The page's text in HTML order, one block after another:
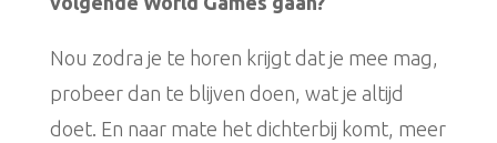
Nou zodra je te horen krijgt dat je mee mag,
probeer dan te blijven doen, wat je altijd
doet. En naar mate het dichterbij komt, meer